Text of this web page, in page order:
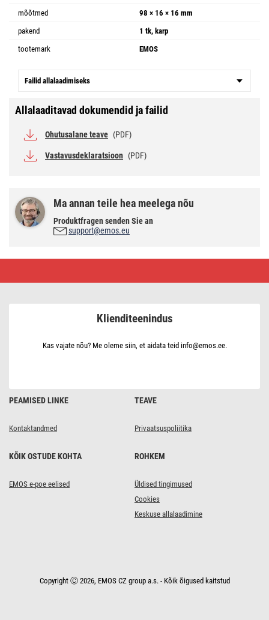
mõõtmed
98 × 16 × 16 mm
pakend
1 tk, karp
tootemark
EMOS
Failid allalaadimiseks
Allalaaditavad dokumendid ja failid
Ohutusalane teave (PDF)
Vastavusdeklaratsioon (PDF)
Ma annan teile hea meelega nõu
Produktfragen senden Sie an
support@emos.eu
metallist
PEAMISED LINKE
Kontaktandmed
TEAVE
Privaatsuspoliitika
KÕIK OSTUDE KOHTA
EMOS e-poe eelised
ROHKEM
Üldised tingimused
Cookies
Keskuse allalaadimine
Klienditeenindus
Kas vajate nõu? Me oleme siin, et aidata teid info@emos.ee.
Copyright Ⓒ 2026, EMOS CZ group a.s. - Kõik õigused kaitstud